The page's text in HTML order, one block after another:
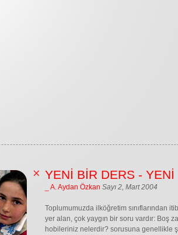
YENİ BİR DERS -
_ A. Aydan Özkan Sayı 2, Mart 2004
Toplumumuzda ilköğretim sınıflarından
yer alan, çok yaygın bir soru vardır: Boş
hobileriniz nelerdir? sorusuna genellikle